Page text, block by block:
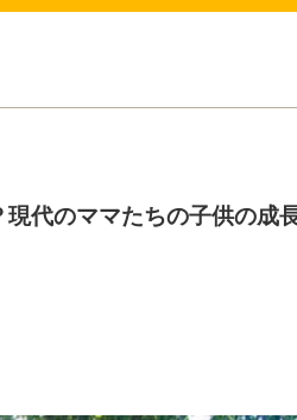
代のママたちの子供の成